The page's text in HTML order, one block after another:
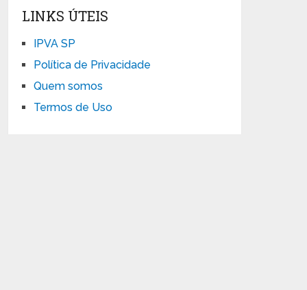
LINKS ÚTEIS
IPVA SP
Política de Privacidade
Quem somos
Termos de Uso